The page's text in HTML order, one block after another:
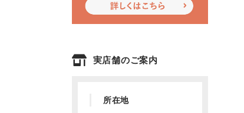
実店舗のご案内
所在地